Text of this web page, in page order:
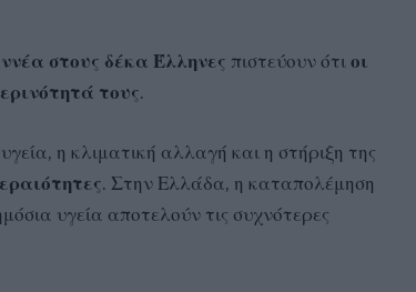
στους δέκα Έλληνες πιστεύουν ότιοι
τους.
η κλιματική αλλαγή και η στήριξη της
. Στην Ελλάδα, η καταπολέμηση
υγεία αποτελούν τις συχνότερες